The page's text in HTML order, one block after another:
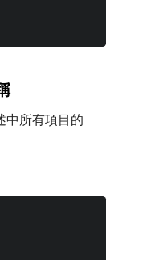
中所有項目的